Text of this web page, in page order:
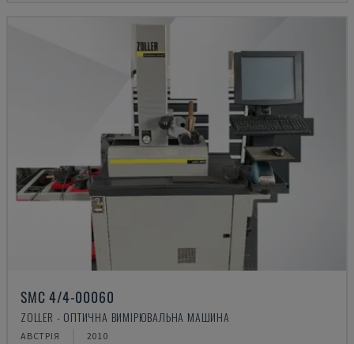
SMC 4/4-00060
ZOLLER - ОПТИЧНА ВИМІРЮВАЛЬНА МАШИНА
АВСТРІЯ 2010